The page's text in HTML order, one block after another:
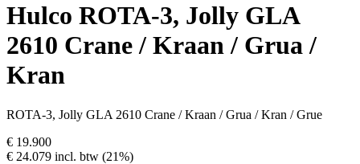
Hulco ROTA-3, Jolly GLA
2610 Crane / Kraan / Grua /
Kran
ROTA-3, Jolly GLA 2610 Crane / Kraan / Grua / Kran / Grue
€ 19.900
€ 24.079 incl. btw (21%)